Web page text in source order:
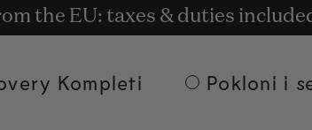
po porudžbinama od 135€ i
the EU: taxes & duties
for shopping with
Kompleti Pokloni i